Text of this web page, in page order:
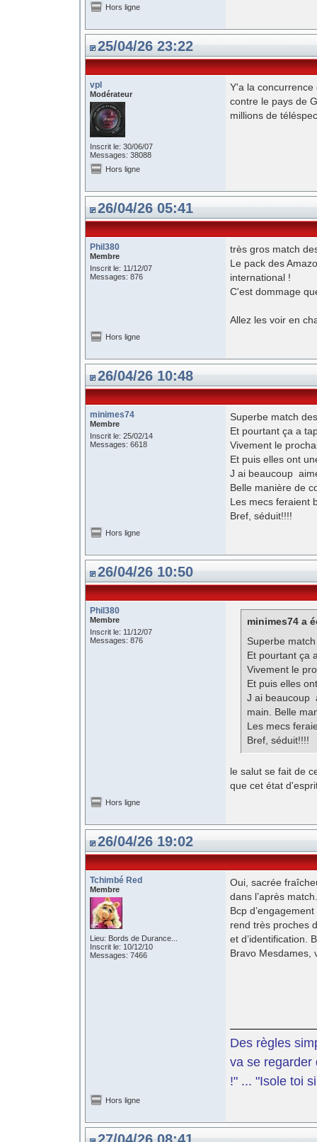
Hors ligne
25/04/26 23:22
vpl
Modérateur
Inscrit le: 30/06/07
Messages: 38088
Y'a la
contre le pays de
millions de
Hors ligne
26/04/26 05:41
Phil380
Membre
Inscrit le: 11/12/07
Messages: 876
très gros match
Le pack des
international !
C'est dommage
Allez les voir en
Hors ligne
26/04/26 10:48
minimes74
Membre
Inscrit le: 25/02/14
Messages: 6618
Superbe match
Et pourtant ça a
Vivement le
Et puis elles ont
J ai beaucoup
Belle manière de
Les mecs feraient
Bref, séduit!!!!
Hors ligne
26/04/26 10:50
Phil380
Membre
Inscrit le: 11/12/07
Messages: 876
minimes74 a
Superbe
Et pourtant ça
Vivement le
Et puis elles
J ai beaucoup
main. Belle
Les mecs
Bref, séduit!!!!
le salut se fait de
que cet état
Hors ligne
26/04/26 19:02
Tchimbé Red
Membre
Lieu: Bords de Durance...
Inscrit le: 10/12/10
Messages: 7466
Oui, sacrée
dans l’après
Bcp
rend très proches
et d’identification.
Bravo Mesdames,
Des règles
va se regarder
!" ... "Isole toi
Hors ligne